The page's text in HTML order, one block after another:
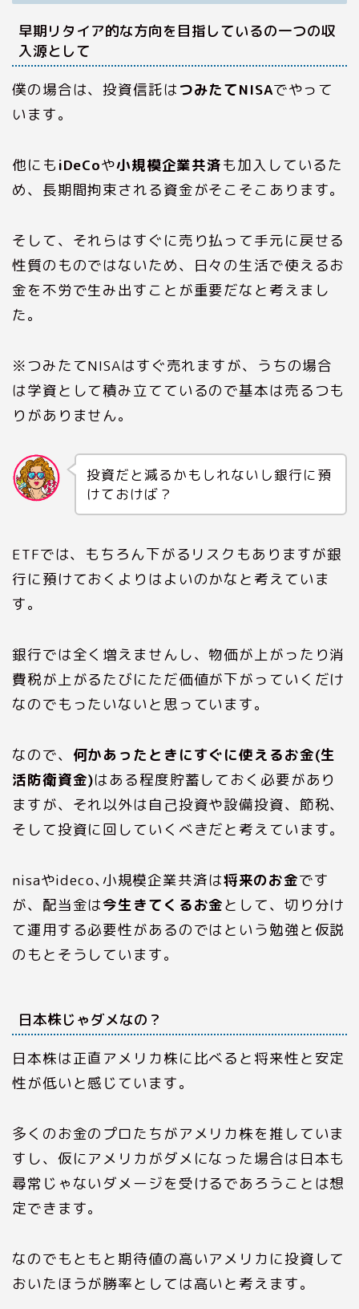
早期リタイア的な方向を目指しているの一つの収
入源として
僕の場合は、投資信託はつみたてNISAでやって
います。
他にも iDeCoや小規模企業共済も加入しているた
め、長期間拘束される資金がそこそこあります。
そして、それらはすぐに売り払って手元に戻せる
性質のものではないため、日々の生活で使えるお
金を不労で生み出すことが重要だなと考えまし
た。
※つみたてNISAはすぐ売れますが、うちの場合
は学資として積み立てているので基本は売るつも
りがありません。
投資だと減るかもしれないし銀行に預
けておけば？
ETFでは、もちろん下がるリスクもありますが銀
行に預けておくよりはよいのかなと考えていま
す。
銀行では全く増えませんし、物価が上がったり消
費税が上がるたびにただ価値が下がっていくだけ
なのでもったいないと思っています。
なので、 何かあったときにすぐに使えるお金(生
活防衛資金)はある程度貯蓄しておく必要があり
ますが、それ以外は自己投資や設備投資、節税、
そして投資に回していくべきだと考えています。
nisaやideco､小規模企業共済は将来のお金です
が、配当金は今生きてくるお金として、切り分け
て運用する必要性があるのではという勉強と仮説
のもとそうしています。
日本株じゃダメなの？
日本株は正直アメリカ株に比べると将来性と安定
性が低いと感じています。
多くのお金のプロたちがアメリカ株を推していま
すし、仮にアメリカがダメになった場合は日本も
尋常じゃないダメージを受けるであろうことは想
定できます。
なのでもともと期待値の高いアメリカに投資して
おいたほうが勝率としては高いと考えます。